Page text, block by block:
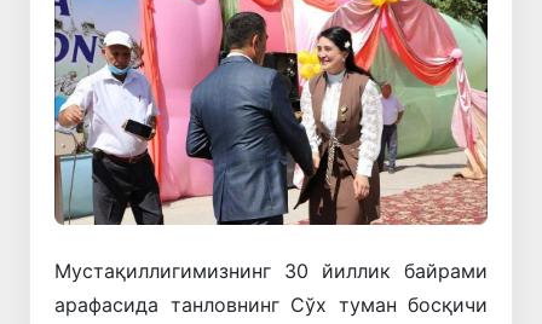
Мустақиллигимизнинг 30 йиллик байрами
арафасида танловнинг Сўх туман босқичи